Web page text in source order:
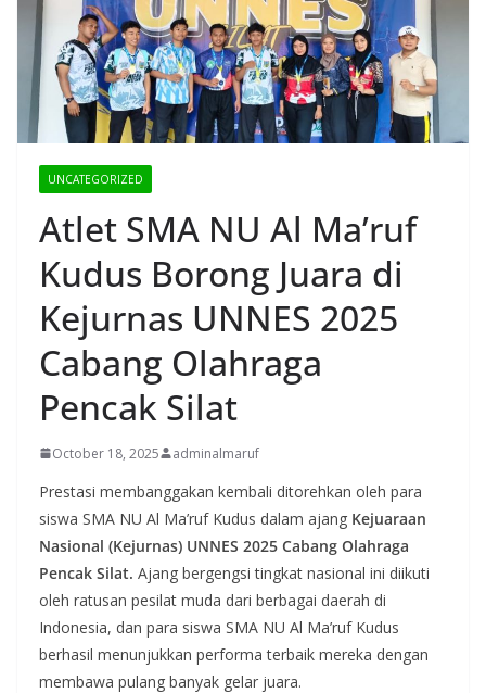
UNCATEGORIZED
Atlet SMA NU Al Ma’ruf
Kudus Borong Juara di
Kejurnas UNNES 2025
Cabang Olahraga
Pencak Silat
October 18, 2025 adminalmaruf
Prestasi membanggakan kembali ditorehkan oleh para
siswa SMA NU Al Ma’ruf Kudus dalam ajang Kejuaraan
Nasional (Kejurnas) UNNES 2025 Cabang Olahraga
Pencak Silat. Ajang bergengsi tingkat nasional ini diikuti
oleh ratusan pesilat muda dari berbagai daerah di
Indonesia, dan para siswa SMA NU Al Ma’ruf Kudus
berhasil menunjukkan performa terbaik mereka dengan
membawa pulang banyak gelar juara.